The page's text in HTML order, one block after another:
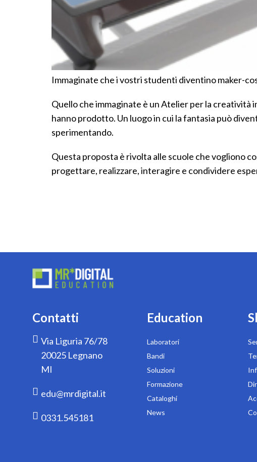
Immaginate che i vostri studenti diventino maker-
Quello che immaginate è un Atelier per la
hanno prodotto. Un luogo in cui la fantasia può
sperimentando.
Questa proposta è rivolta alle scuole che vogliono
progettare, realizzare, interagire e condividere
Contatti
Via Liguria 76/78
20025 Legnano
MI
edu@mrdigital.it
0331.545181
Education
Laboratori
Bandi
Soluzioni
Formazione
Cataloghi
News